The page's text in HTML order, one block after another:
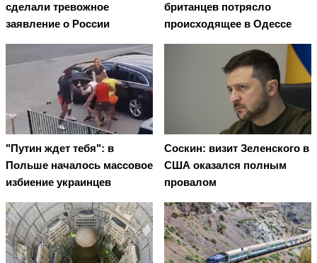
сделали тревожное
заявление о России
британцев потрясло
происходящее в Одессе
"Путин ждет тебя": в
Польше началось массовое
избиение украинцев
Соскин: визит Зеленского в
США оказался полным
провалом